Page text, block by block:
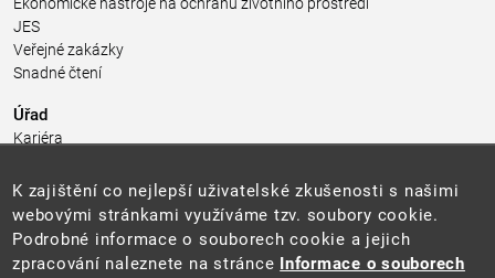
JES
Veřejné zakázky
Snadné čtení
Úřad
Kariéra
Pro média a veřejnost
Povinně zveřejňované informace
Kontakty
Přistupnost budovy úřadu MŽP
(PDF, 204 kB)
K zajištění co nejlepší uživatelské zkušenosti s našimi
webovými stránkami využíváme tzv. soubory cookie.
Podrobné informace o souborech cookie a jejich
zpracování naleznete na stránce Informace o souborech